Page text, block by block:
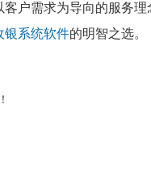
户需求为导向的服务
银系统软件的明智之选。